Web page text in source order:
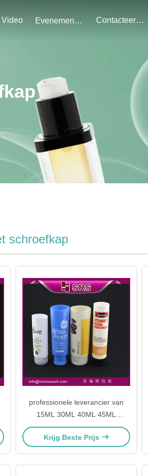
Video Evenementen Contacteer Ons
schroefkap
professionele leverancier van
15ML 30ML 40ML 45ML
reinigingsbuis
Krijg Beste Prijs